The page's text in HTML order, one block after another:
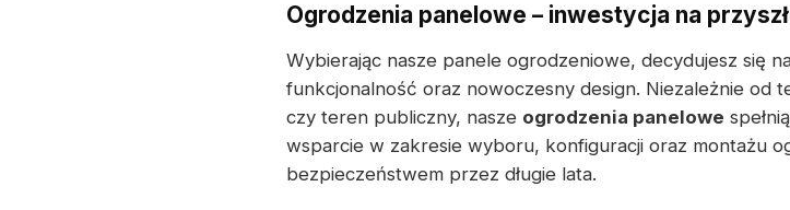
Ogrodzenia panelowe – inwestycja na
Wybierając nasze panele ogrodzeniowe, decydujesz się
funkcjonalność oraz nowoczesny design. Niezależnie od
czy teren publiczny, nasze ogrodzenia panelowe
wsparcie w zakresie wyboru, konfiguracji oraz montażu
bezpieczeństwem przez długie lata.